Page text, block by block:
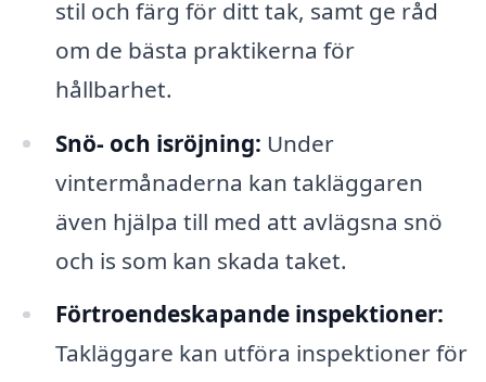
stil och färg för ditt tak, samt ge råd
om de bästa praktikerna för
hållbarhet.
Snö- och isröjning: Under
vintermånaderna kan takläggaren
även hjälpa till med att avlägsna snö
och is som kan skada taket.
Förtroendeskapande inspektioner:
Takläggare kan utföra inspektioner för